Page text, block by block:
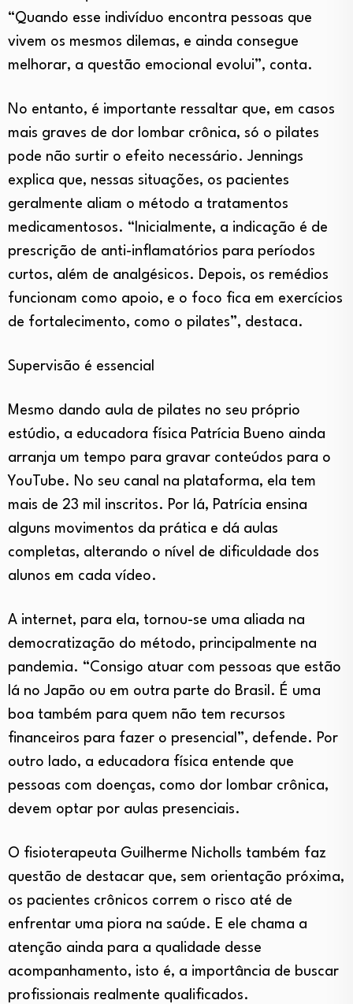
“Quando esse indivíduo encontra pessoas que
vivem os mesmos dilemas, e ainda consegue
melhorar, a questão emocional evolui”, conta.
No entanto, é importante ressaltar que, em casos
mais graves de dor lombar crônica, só o pilates
pode não surtir o efeito necessário. Jennings
explica que, nessas situações, os pacientes
geralmente aliam o método a tratamentos
medicamentosos. “Inicialmente, a indicação é de
prescrição de anti-inflamatórios para períodos
curtos, além de analgésicos. Depois, os remédios
funcionam como apoio, e o foco fica em exercícios
de fortalecimento, como o pilates”, destaca.
Supervisão é essencial
Mesmo dando aula de pilates no seu próprio
estúdio, a educadora física Patrícia Bueno ainda
arranja um tempo para gravar conteúdos para o
YouTube. No seu canal na plataforma, ela tem
mais de 23 mil inscritos. Por lá, Patrícia ensina
alguns movimentos da prática e dá aulas
completas, alterando o nível de dificuldade dos
alunos em cada vídeo.
A internet, para ela, tornou-se uma aliada na
democratização do método, principalmente na
pandemia. “Consigo atuar com pessoas que estão
lá no Japão ou em outra parte do Brasil. É uma
boa também para quem não tem recursos
financeiros para fazer o presencial”, defende. Por
outro lado, a educadora física entende que
pessoas com doenças, como dor lombar crônica,
devem optar por aulas presenciais.
O fisioterapeuta Guilherme Nicholls também faz
questão de destacar que, sem orientação próxima,
os pacientes crônicos correm o risco até de
enfrentar uma piora na saúde. E ele chama a
atenção ainda para a qualidade desse
acompanhamento, isto é, a importância de buscar
profissionais realmente qualificados.